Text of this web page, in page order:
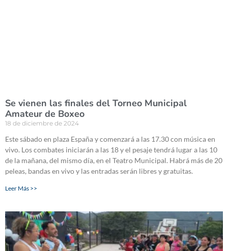
Se vienen las finales del Torneo Municipal
Amateur de Boxeo
18 de diciembre de 2024
Este sábado en plaza España y comenzará a las 17.30 con música en
vivo. Los combates iniciarán a las 18 y el pesaje tendrá lugar a las 10
de la mañana, del mismo día, en el Teatro Municipal. Habrá más de 20
peleas, bandas en vivo y las entradas serán libres y gratuitas.
Leer Más >>